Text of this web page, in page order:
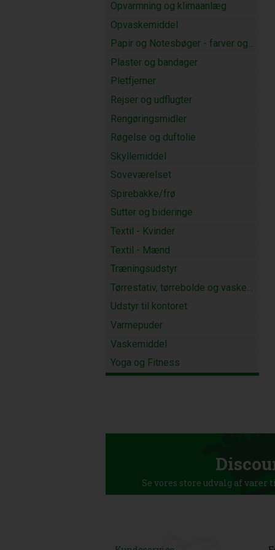
Opvarmning og klimaanlæg
Opvaskemiddel
Papir og Notesbøger - farver og blyanter
Plaster og bandager
Pletfjerner
Rejser og udflugter
Rengøringsmidler
Røgelse og duftolie
Skyllemiddel
Soveværelset
Spirebakke/frø
Sutter og bideringe
Textil - Kvinder
Textil - Mænd
Træningsudstyr
Tørrestativ, tørrebolde og vaskenødder
Udstyr til kontoret
Varmepuder
Vaskemiddel
Yoga og Fitness
Se vores store udvalg af varer